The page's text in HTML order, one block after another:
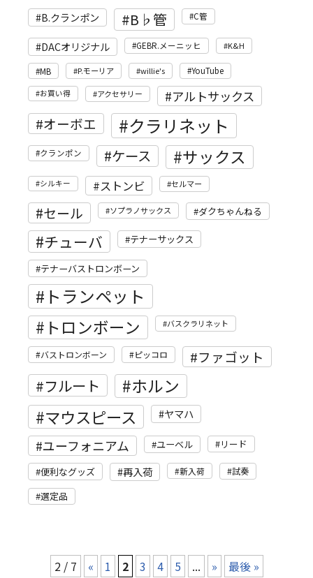
B.クランポン B♭管 C管
DACオリジナル GEBR.メーニッヒ K&H
MB P.モーリア willie's YouTube
お買い得 アクセサリー アルトサックス
オーボエ クラリネット
クランポン ケース サックス
シルキー ストンビ セルマー
セール ソプラノサックス ダクちゃんねる
チューバ テナーサックス
テナーバストロンボーン
トランペット
トロンボーン バスクラリネット
バストロンボーン ピッコロ ファゴット
フルート ホルン
マウスピース ヤマハ
ユーフォニアム ユーベル リード
便利なグッズ 再入荷 新入荷 試奏
選定品
2 / 7 « 1 2 3 4 5 ... » 最後 »